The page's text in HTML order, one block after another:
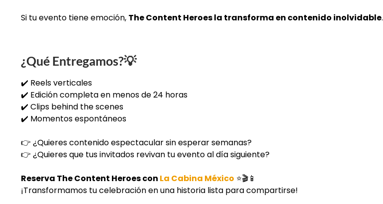
Si tu evento tiene emoción, The Content Heroes la transforma en contenido inolvidable.
¿Qué Entregamos?💡
✔️ Reels verticales
✔️ Edición completa en menos de 24 horas
✔️ Clips behind the scenes
✔️ Momentos espontáneos
👉 ¿Quieres contenido espectacular sin esperar semanas?
👉 ¿Quieres que tus invitados revivan tu evento al día siguiente?
Reserva The Content Heroes con La Cabina México ⭐🎬📱
¡Transformamos tu celebración en una historia lista para compartirse!